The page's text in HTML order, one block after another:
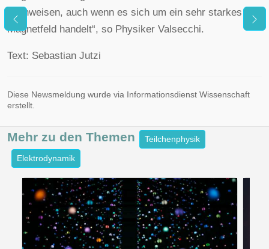
nachweisen, auch wenn es sich um ein sehr starkes
Magnetfeld handelt“, so Physiker Valsecchi.
Text: Sebastian Jutzi
Diese Newsmeldung wurde via Informationsdienst Wissenschaft
erstellt.
Mehr zu den Themen
Teilchenphysik
Elektrodynamik